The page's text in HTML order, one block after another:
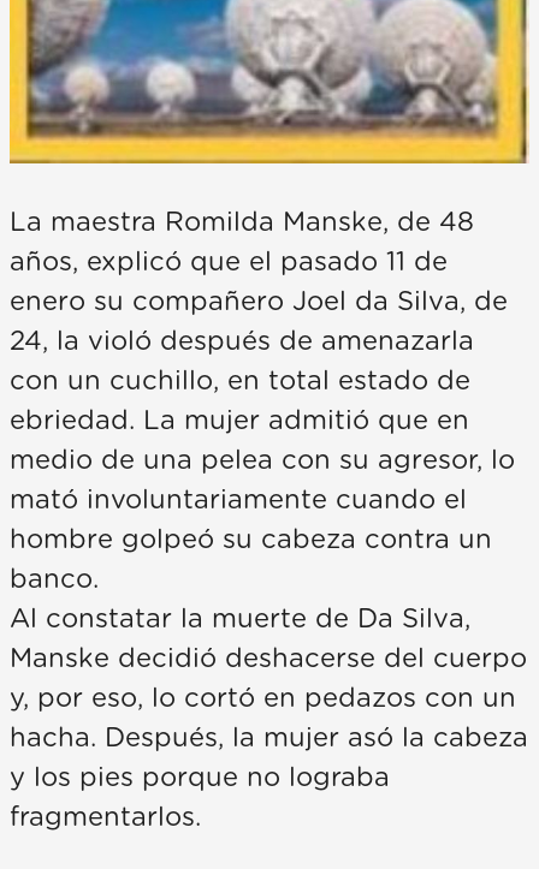
La maestra Romilda Manske, de 48
años, explicó que el pasado 11 de
enero su compañero Joel da Silva, de
24, la violó después de amenazarla
con un cuchillo, en total estado de
ebriedad. La mujer admitió que en
medio de una pelea con su agresor, lo
mató involuntariamente cuando el
hombre golpeó su cabeza contra un
banco.
Al constatar la muerte de Da Silva,
Manske decidió deshacerse del cuerpo
y, por eso, lo cortó en pedazos con un
hacha. Después, la mujer asó la cabeza
y los pies porque no lograba
fragmentarlos.